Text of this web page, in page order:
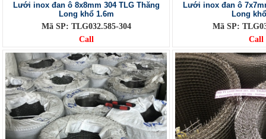
Lưới inox đan ô 8x8mm 304 TLG Thăng
Long khổ 1.6m
Mã SP: TLG032.585-304
Call
Lưới inox đan ô
Long
Mã SP:
Call